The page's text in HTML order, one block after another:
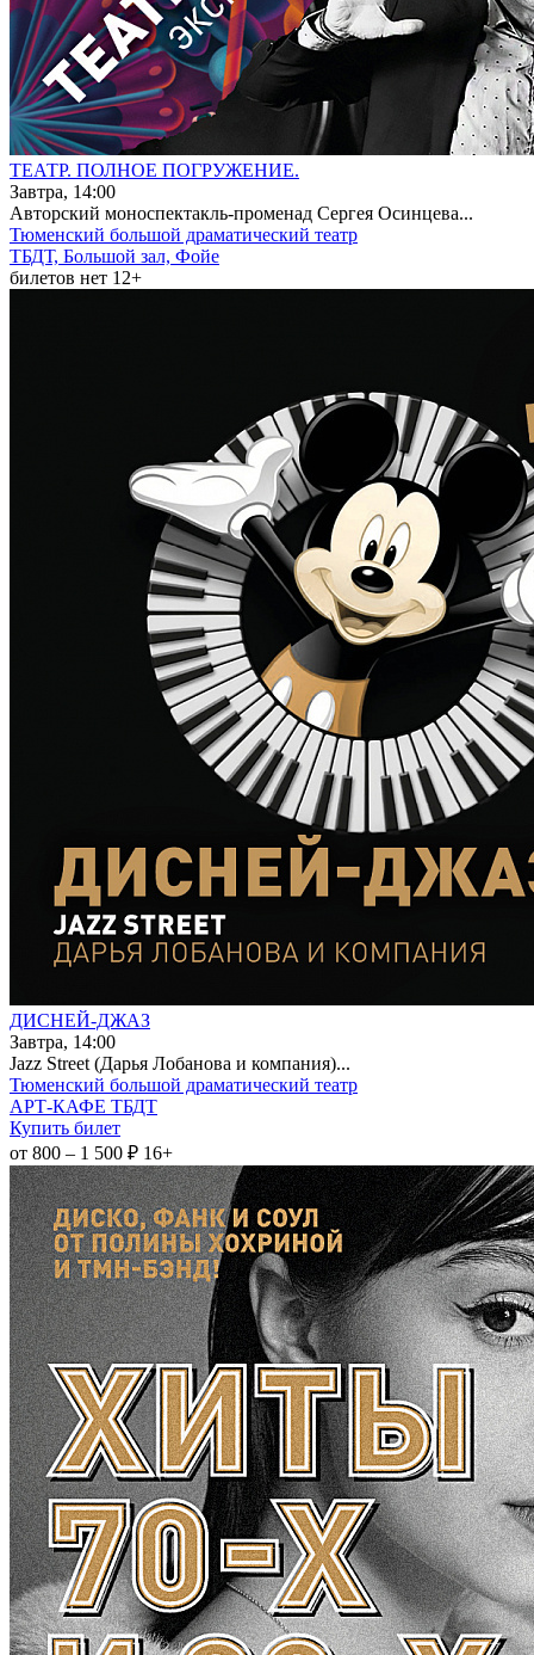
ТЕАТР. ПОЛНОЕ ПОГРУЖЕНИЕ.
Завтра, 14:00
Авторский моноспектакль-променад Сергея Осинцева...
Тюменский большой драматический театр
ТБДТ, Большой зал, Фойе
билетов нет 12+
ДИСНЕЙ-ДЖАЗ
Завтра, 14:00
Jazz Street (Дарья Лобанова и компания)...
Тюменский большой драматический театр
АРТ-КАФЕ ТБДТ
Купить билет
от 800 – 1 500 ₽ 16+